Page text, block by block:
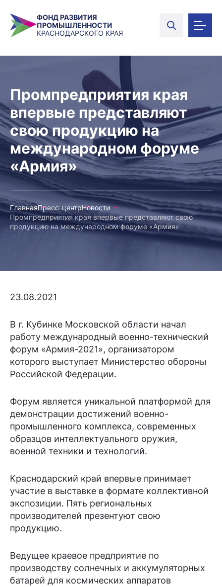
ФОНД РАЗВИТИЯ
ПРОМЫШЛЕННОСТИ
КРАСНОДАРСКОГО КРАЯ
Промпредприятия края
впервые представляют
свою продукцию на
международном форуме
«Армия»
ГлавнаяПресс-центрНовости
Промпредприятия края впервые представляют свою
продукцию на международном форуме «Армия»
23.08.2021
В г. Кубинке Московской области начал
работу международный военно-технический
форум «Армия-2021», организатором
которого выступает Министерство обороны
Российской Федерации.
Форум является уникальной платформой для
демонстрации достижений военно-
промышленного комплекса, современных
образцов интеллектуального оружия,
военной техники и технологий.
Краснодарский край впервые принимает
участие в выставке в формате коллективной
экспозиции. Пять региональных
производителей презентуют свою
продукцию.
Ведущее краевое предприятие по
производству солнечных и аккумуляторных
батарей для космических аппаратов